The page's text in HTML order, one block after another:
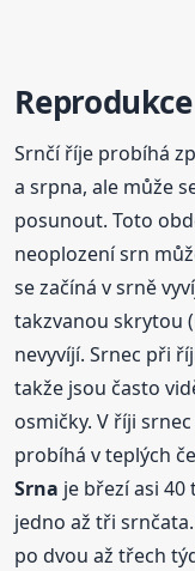
Reprodukce
Srnčí říje probíhá
a srpna, ale může
posunout. Toto
neoplození srn
se začíná v srně
takzvanou skrytou
nevyvíjí. Srnec při
takže jsou často
osmičky. V říji
probíhá v teplých
Srna je březí asi
jedno až tři
po dvou až třech